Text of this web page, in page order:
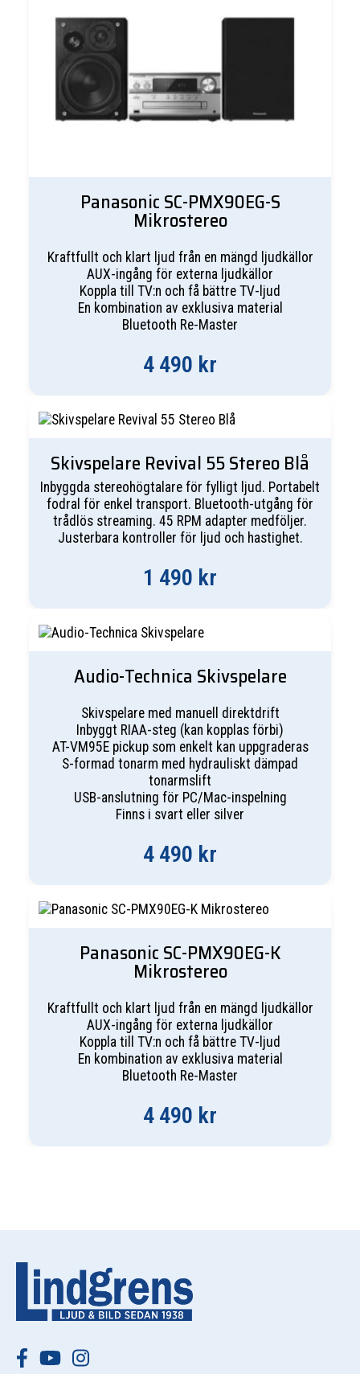
Panasonic SC-PMX90EG-S
Mikrostereo
Kraftfullt och klart ljud från en mängd ljudkällor
AUX-ingång för externa ljudkällor
Koppla till TV:n och få bättre TV-ljud
En kombination av exklusiva material
Bluetooth Re-Master
4 490 kr
Skivspelare Revival 55 Stereo Blå
Inbyggda stereohögtalare för fylligt ljud. Portabelt
fodral för enkel transport. Bluetooth-utgång för
trådlös streaming. 45 RPM adapter medföljer.
Justerbara kontroller för ljud och hastighet.
1 490 kr
Audio-Technica Skivspelare
Skivspelare med manuell direktdrift
Inbyggt RIAA-steg (kan kopplas förbi)
AT-VM95E pickup som enkelt kan uppgraderas
S-formad tonarm med hydrauliskt dämpad
tonarmslift
USB-anslutning för PC/Mac-inspelning
Finns i svart eller silver
4 490 kr
Panasonic SC-PMX90EG-K
Mikrostereo
Kraftfullt och klart ljud från en mängd ljudkällor
AUX-ingång för externa ljudkällor
Koppla till TV:n och få bättre TV-ljud
En kombination av exklusiva material
Bluetooth Re-Master
4 490 kr